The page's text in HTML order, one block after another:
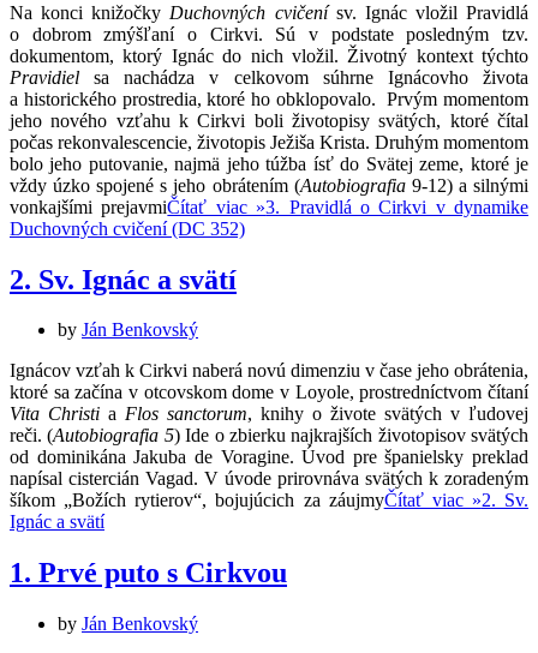
Na konci knižočky Duchovných cvičenísv. Ignác vložil Pravidlá
o dobrom zmýšľaní o Cirkvi. Sú v podstate posledným tzv.
dokumentom, ktorý Ignác do nich vložil. Životný kontext týchto
Pravidiel sa nachádza v celkovom súhrne Ignácovho života
a historického prostredia, ktoré ho obklopovalo. Prvým momentom
jeho nového vzťahu k Cirkvi boli životopisy svätých, ktoré čítal
počas rekonvalescencie, životopis Ježiša Krista. Druhým momentom
bolo jeho putovanie, najmä jeho túžba ísť do Svätej zeme, ktoré je
vždy úzko spojené s jeho obrátením (Autobiografia9-12) a silnými
vonkajšími prejavmiČítať viac »3. Pravidlá o Cirkvi v dynamike
Duchovných cvičení (DC 352)
2. Sv. Ignác a svätí
by Ján Benkovský
Ignácov vzťah k Cirkvi naberá novú dimenziu v čase jeho obrátenia,
ktoré sa začína v otcovskom dome v Loyole, prostredníctvom čítaní
Vita Christi a Flos sanctorum, knihy o živote svätých v ľudovej
reči. (Autobiografia 5) Ide o zbierku najkrajších životopisov svätých
od dominikána Jakuba de Voragine. Úvod pre španielsky preklad
napísal cistercián Vagad. V úvode prirovnáva svätých k zoradeným
šíkom „Božích rytierov“, bojujúcich za záujmyČítať viac »2. Sv.
Ignác a svätí
1. Prvé puto s Cirkvou
by Ján Benkovský